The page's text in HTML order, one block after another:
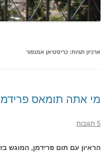
ארכיון תגיות: כריסטיאן אמנפור
מי אתה תומאס
5 תגובות
הראיון עם תום פרידמן, המוגש